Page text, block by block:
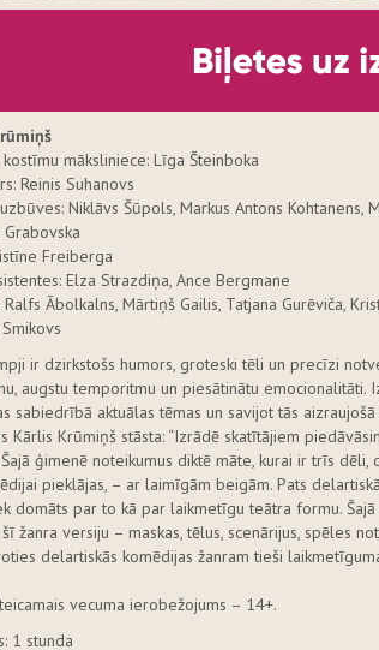
māksliniece: Līga Šteinboka
Reinis Suhanovs
Niklāvs Šūpols, Markus Antons Kohtanens,
Grabovska
Freiberga
Elza Strazdiņa, Ance Bergmane
Ralfs Ābolkalns, Mārtiņš Gailis, Tatjana Gurēviča,
ir dzirkstošs humors, groteski tēli un precīzi
augstu temporitmu un piesātinātu
sabiedrībā aktuālas tēmas un savijot tās
Kārlis Krūmiņš stāsta: “Izrādē skatītājiem
ģimenē noteikumus diktē māte, kurai ir trīs
pieklājas, – ar laimīgām beigām. Pats
domāts par to kā par laikmetīgu teātra formu.
žanra versiju – maskas, tēlus, scenārijus, spēles
delartiskās komēdijas žanram tieši
vecuma ierobežojums – 14+.
1 stunda